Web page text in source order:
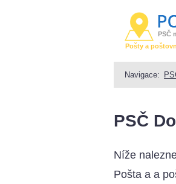
PSČ
Pošty a
Navigace:
PSČ
Níže
Pošta a a